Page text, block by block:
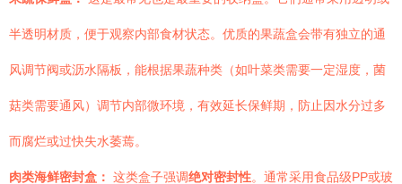
半透明材质，便于观察内部食材状态。优质的果蔬盒会带有独立的通
风调节阀或沥水隔板，能根据果蔬种类（如叶菜类需要一定湿度，菌
菇类需要通风）调节内部微环境，有效延长保鲜期，防止因水分过多
而腐烂或过快失水萎蔫。
肉类海鲜密封盒： 这类盒子强调绝对密封性。通常采用食品级PP或玻